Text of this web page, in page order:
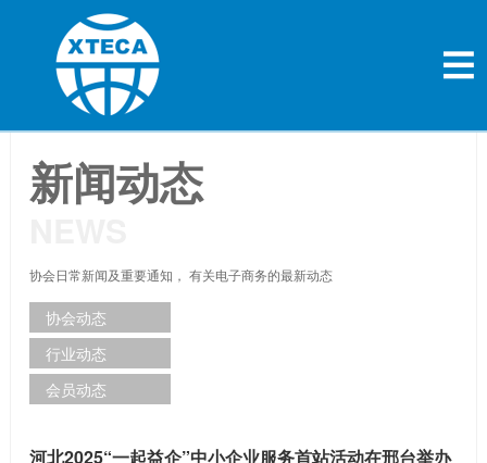
新闻动态
协会日常新闻及重要通知， 有关电子商务的最新动态
协会动态
行业动态
会员动态
河北2025“一起益企”中小企业服务首站活动在邢台举办